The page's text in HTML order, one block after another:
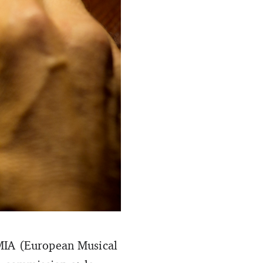
(European Musical